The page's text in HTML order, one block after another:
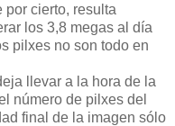
por cierto, resulta
los 3,8 megas al día
pilxes no son todo en
llevar a la hora de la
número de pilxes del
final de la imagen sólo